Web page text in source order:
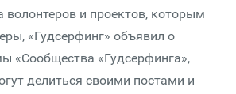
волонтеров и проектов, которым
«Гудсерфинг» объявил о
«Сообщества «Гудсерфинга»,
делиться своими постами и